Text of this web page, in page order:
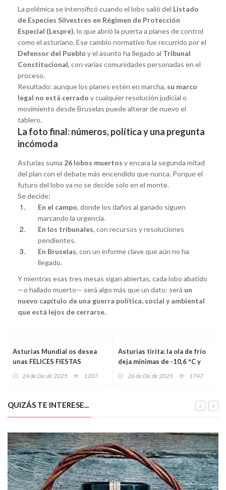
La polémica se intensificó cuando el lobo salió del Listado
de Especies Silvestres en Régimen de Protección
Especial (Lespre), lo que abrió la puerta a planes de control
como el asturiano. Ese cambio normativo fue recurrido por el
Defensor del Pueblo y el asunto ha llegado al Tribunal
Constitucional, con varias comunidades personadas en el
proceso.
Resultado: aunque los planes estén en marcha, su marco
legal no está cerrado y cualquier resolución judicial o
movimiento desde Bruselas puede alterar de nuevo el
tablero.
La foto final: números, política y una pregunta
incómoda
Asturias suma 26 lobos muertos y encara la segunda mitad
del plan con el debate más encendido que nunca. Porque el
futuro del lobo ya no se decide solo en el monte.
Se decide:
En el campo, donde los daños al ganado siguen
marcando la urgencia.
En los tribunales, con recursos y resoluciones
pendientes.
En Bruselas, con un informe clave que aún no ha
llegado.
Y mientras esas tres mesas sigan abiertas, cada lobo abatido
—o hallado muerto— será algo más que un dato: será un
nuevo capítulo de una guerra política, social y ambiental
que está lejos de cerrarse.
Asturias Mundial os desea
unas FELICES FIESTAS
24 de Dic de 2025 1207
Asturias tirita: la ola de frío
deja mínimas de -10,6 ºC y
26 de Dic de 2025 1747
QUIZÁS TE INTERESE...